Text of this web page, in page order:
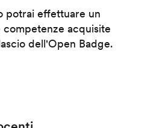
potrai effettuare un
acquisite
dell'Open Badge.